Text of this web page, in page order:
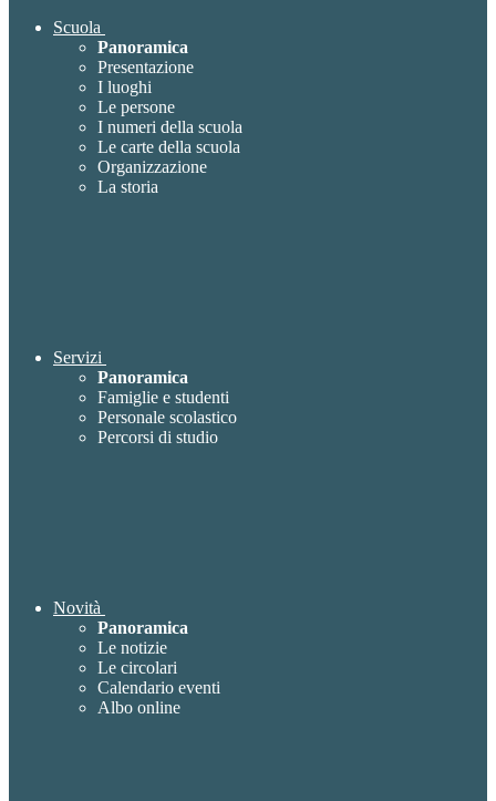
Scuola
Panoramica
Presentazione
I luoghi
Le persone
I numeri della scuola
Le carte della scuola
Organizzazione
La storia
Servizi
Panoramica
Famiglie e studenti
Personale scolastico
Percorsi di studio
Novità
Panoramica
Le notizie
Le circolari
Calendario eventi
Albo online